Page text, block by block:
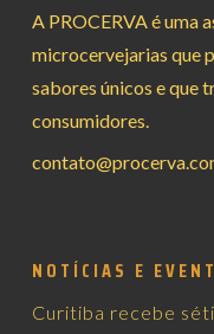
A PROCERVA é uma
microcervejarias que
sabores únicos e que
consumidores.
NOTÍCIAS E
Curitiba recebe